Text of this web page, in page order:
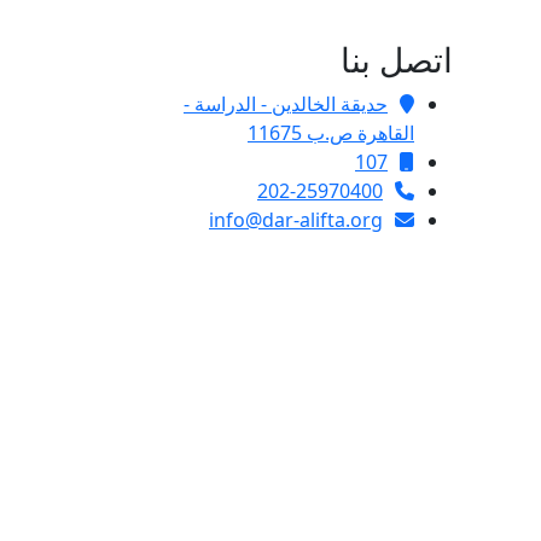
اتصل بنا
حديقة الخالدين - الدراسة -
القاهرة ص.ب 11675
107
202-25970400
info@dar-alifta.org